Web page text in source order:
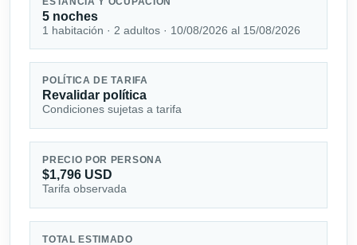
5 noches
1 habitación · 2 adultos · 10/08/2026 al 15/08/2026
POLÍTICA DE TARIFA
Revalidar política
Condiciones sujetas a tarifa
PRECIO POR PERSONA
$1,796 USD
Tarifa observada
TOTAL ESTIMADO